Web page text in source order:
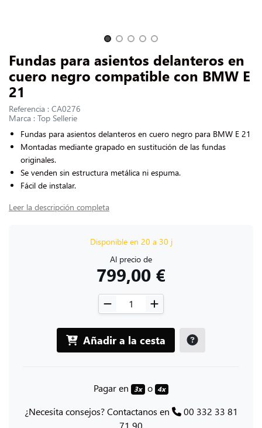
Fundas para asientos delanteros en
cuero negro compatible con BMW E
21
Referencia : CA0276
Marca : Top Sellerie
Fundas para asientos delanteros en cuero negro para BMW E 21
Montadas mediante grapado en sustitución de las fundas
originales.
Se venden sin estructura metálica ni espuma.
Fácil de instalar.
Leer la descripción completa
Disponible en 20 a 30 j
Al precio de
799,00 €
Añadir a la cesta
Pagar en 3x o 4x
¿Necesita consejos? Contactanos en
00 332 33 81
71 90